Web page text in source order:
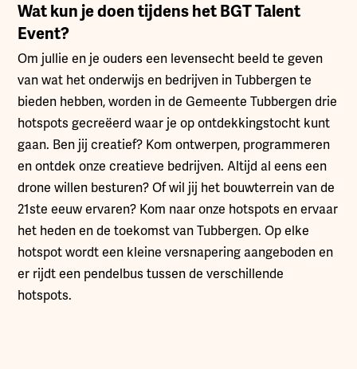
Wat kun je doen tijdens het BGT Talent
Event?
Om jullie en je ouders een levensecht beeld te geven
van wat het onderwijs en bedrijven in Tubbergen te
bieden hebben, worden in de Gemeente Tubbergen drie
hotspots gecreëerd waar je op ontdekkingstocht kunt
gaan. Ben jij creatief? Kom ontwerpen, programmeren
en ontdek onze creatieve bedrijven. Altijd al eens een
drone willen besturen? Of wil jij het bouwterrein van de
21ste eeuw ervaren? Kom naar onze hotspots en ervaar
het heden en de toekomst van Tubbergen. Op elke
hotspot wordt een kleine versnapering aangeboden en
er rijdt een pendelbus tussen de verschillende
hotspots.